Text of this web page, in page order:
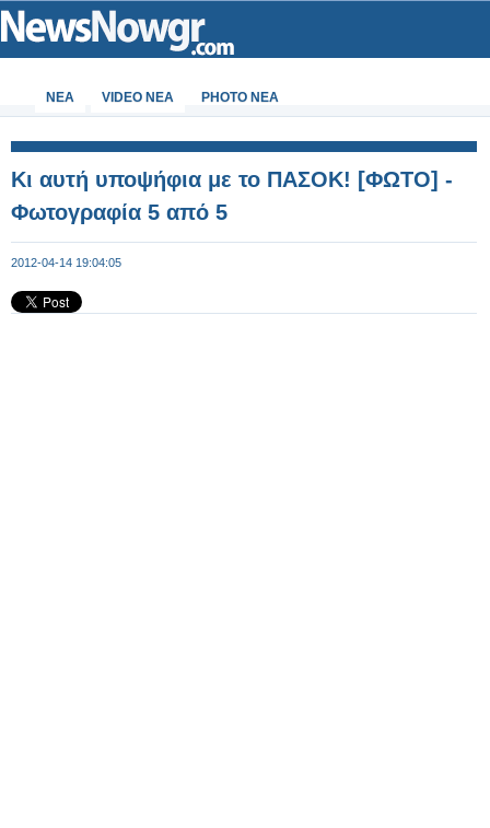
ΝΕΑ VIDEO NEA PHOTO NEA
Κι αυτή υποψήφια με το ΠΑΣΟΚ! [ΦΩΤΟ] -
Φωτογραφία 5 από 5
2012-04-14 19:04:05